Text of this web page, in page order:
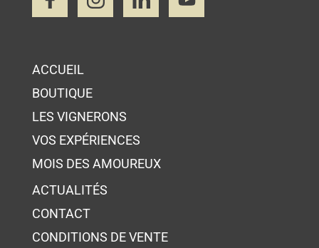
ACCUEIL
BOUTIQUE
LES VIGNERONS
VOS EXPÉRIENCES
MOIS DES AMOUREUX
ACTUALITÉS
CONTACT
CONDITIONS DE VENTE